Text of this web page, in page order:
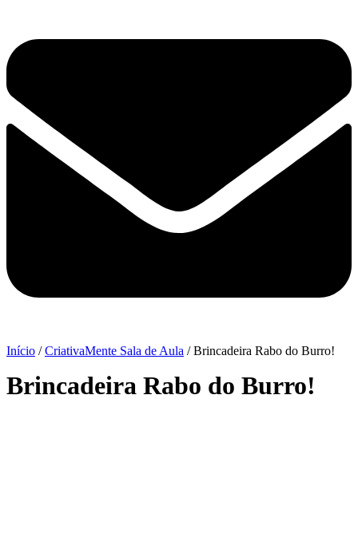
Início /CriativaMente Sala de Aula / Brincadeira Rabo do Burro!
Brincadeira Rabo do Burro!